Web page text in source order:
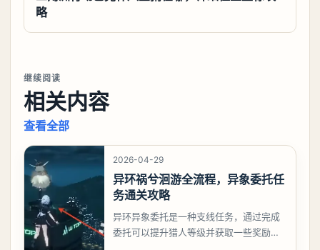
略
继续阅读
相关内容
查看全部
2026-04-29
异环祸兮洄游全流程，异象委托任
务通关攻略
异环异象委托是一种支线任务，通过完成
委托可以提升猎人等级并获取一些奖励，